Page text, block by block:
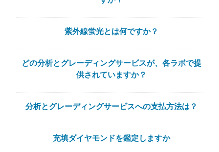
紫外線蛍光とは何ですか？
どの分析とグレーディングサービスが、各ラボで提
供されていますか？
分析とグレーディングサービスへの支払方法は？
充填ダイヤモンドを鑑定しますか